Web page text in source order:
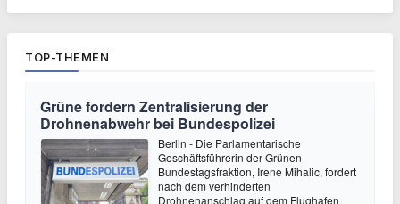
TOP-THEMEN
Grüne fordern Zentralisierung der
Drohnenabwehr bei Bundespolizei
Berlin - Die Parlamentarische
Geschäftsführerin der Grünen-
Bundestagsfraktion, Irene Mihalic, fordert
nach dem verhinderten
Drohnenanschlag auf dem Flughafen